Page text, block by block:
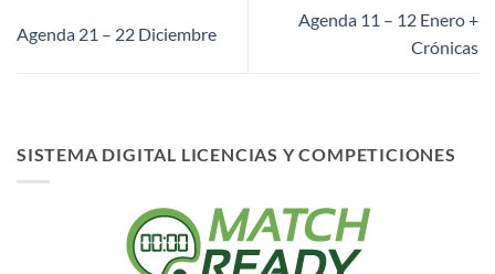
Agenda 21 – 22 Diciembre
Agenda 11 – 12 Enero +
Crónicas
SISTEMA DIGITAL LICENCIAS Y COMPETICIONES